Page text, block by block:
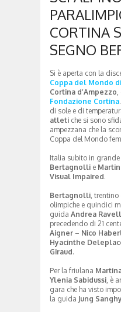
CORTINA
SEGNO
Si è aperta con la
Coppa del Mondo
Cortina d’Ampezzo
Fondazione Cortina
di sole e di
atleti che si sono
ampezzana che la
Coppa del Mondo
Italia subito in
Bertagnolli e
Visual Impaired.
Bertagnolli ,
olimpiche e quindici
guida Andrea
precedendo di 21
Aigner – Nico
Hyacinthe
Giraud.
Per la friulana
Ylenia Sabidussi , è
gara che ha visto
la guida Jung